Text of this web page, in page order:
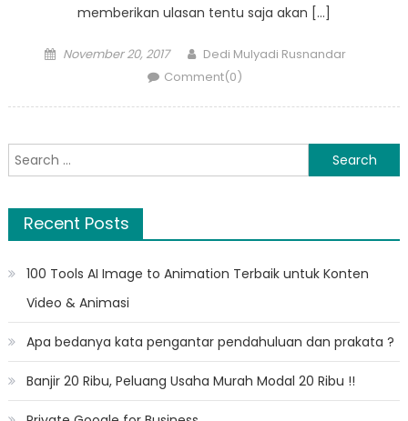
memberikan ulasan tentu saja akan […]
Posted
November 20, 2017 Author
Dedi Mulyadi Rusnandar
Comment(0)
Search
for:
Recent Posts
100 Tools AI Image to Animation Terbaik untuk Konten
Video & Animasi
Apa bedanya kata pengantar pendahuluan dan prakata ?
Banjir 20 Ribu, Peluang Usaha Murah Modal 20 Ribu !!